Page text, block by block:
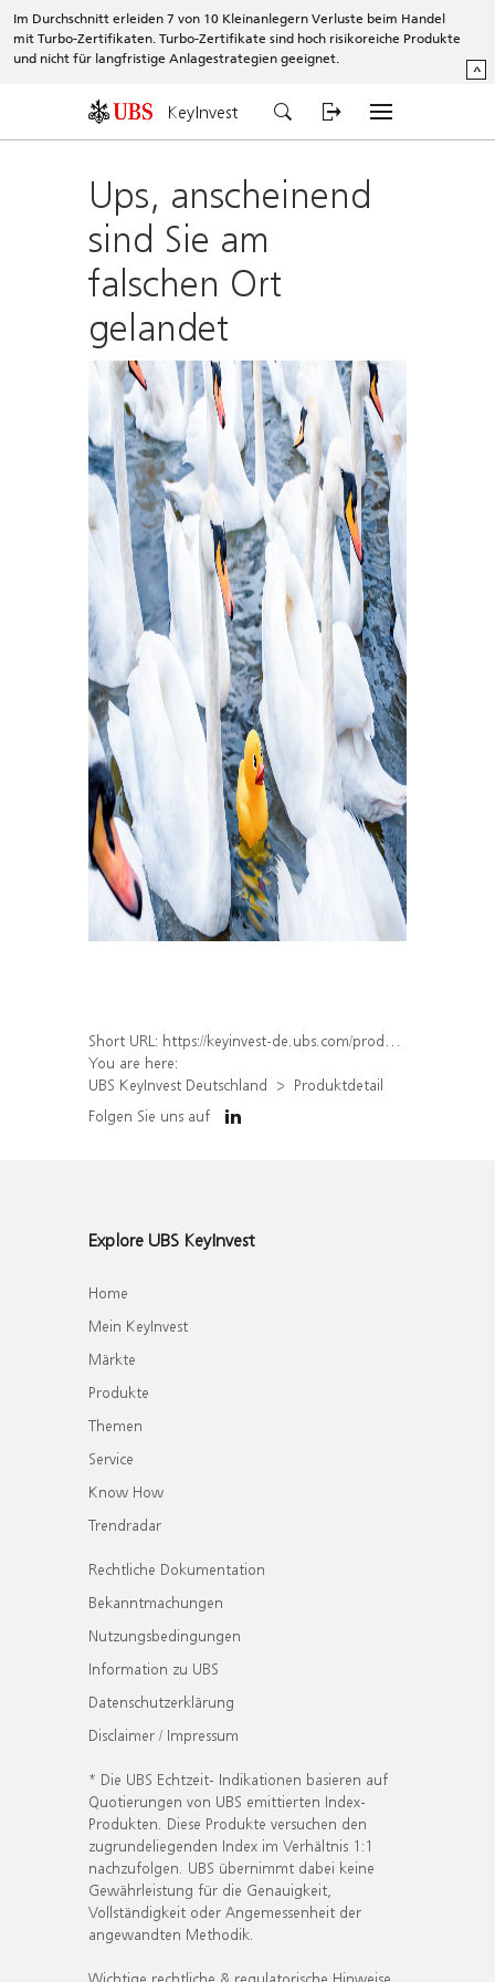
Im Durchschnitt erleiden 7 von 10 Kleinanlegern Verluste beim Handel
mit Turbo-Zertifikaten. Turbo-Zertifikate sind hoch risikoreiche Produkte
und nicht für langfristige Anlagestrategien geeignet.
^
KeyInvest
Ups, anscheinend
sind Sie am
falschen Ort
gelandet
Short URL: https://keyinvest-de.ubs.com/produkt/detail/index/isin/DE000WA1K3Z6
You are here:
UBS KeyInvest Deutschland
Produktdetail
Folgen Sie uns auf
Explore UBS KeyInvest
Home
Mein KeyInvest
Märkte
Produkte
Themen
Service
Know How
Trendradar
Rechtliche Dokumentation
Bekanntmachungen
Nutzungsbedingungen
Information zu UBS
Datenschutzerklärung
Disclaimer / Impressum
* Die UBS Echtzeit- Indikationen basieren auf
Quotierungen von UBS emittierten Index-
Produkten. Diese Produkte versuchen den
zugrundeliegenden Index im Verhältnis 1:1
nachzufolgen. UBS übernimmt dabei keine
Gewährleistung für die Genauigkeit,
Vollständigkeit oder Angemessenheit der
angewandten Methodik.